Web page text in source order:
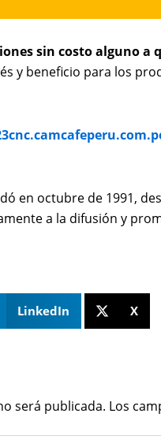
sin costo alguno a
y beneficio para los
en octubre de 1991,
a la difusión y
LinkedIn X
será publicada. Los